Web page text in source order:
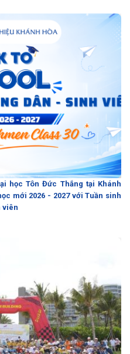
học Tôn Đức Thắng tại Khánh
mới 2026 - 2027 với Tuần sinh
viên